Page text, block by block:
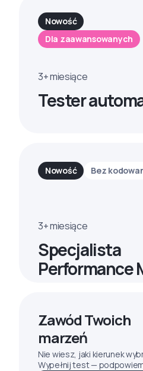
Nowość
Dla zaawansowanych
3+ miesiące
Tester
Nowość Bez
3+ miesiące
Specjalista
Performance
Zawód Twoich
marzeń
Nie wiesz, jaki kierunek
Wypełnij test —